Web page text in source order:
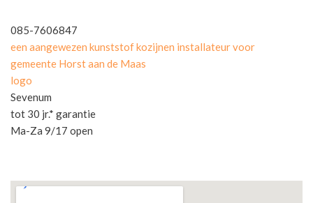
085-7606847
een aangewezen kunststof kozijnen installateur voor
gemeente Horst aan de Maas
logo
Sevenum
tot 30 jr.* garantie
Ma-Za 9/17 open